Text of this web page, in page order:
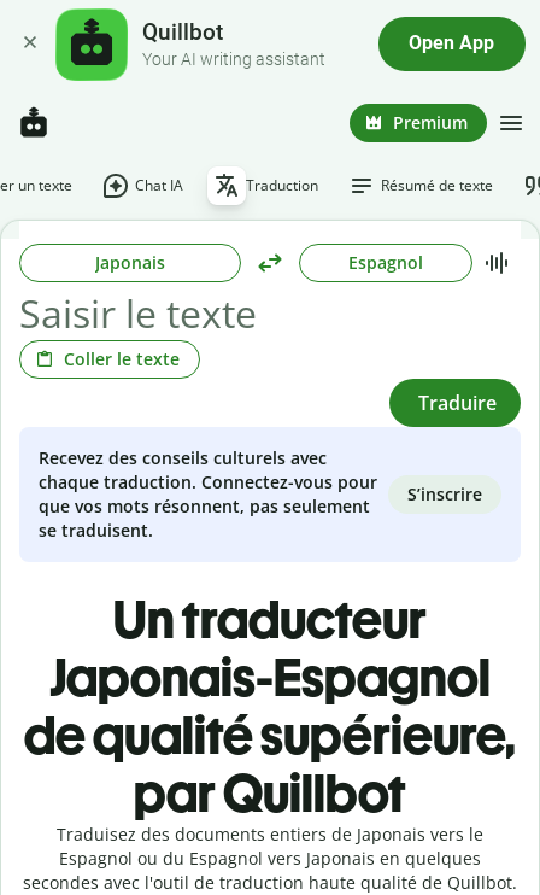
Quillbot
Your AI writing assistant
Open App
Premium
un texte Chat IA Traduction Résumé de texte
Japonais Espagnol
Coller le texte
Traduire
Recevez des conseils culturels avec
chaque traduction. Connectez-vous pour
que vos mots résonnent, pas seulement
se traduisent.
S’inscrire
Un traducteur
Japonais-Espagnol
de qualité supérieure,
par Quillbot
Traduisez des documents entiers de Japonais vers le
Espagnol ou du Espagnol vers Japonais en quelques
secondes avec l'outil de traduction haute qualité de Quillbot.